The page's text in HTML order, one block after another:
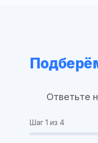
Ответьте
Шаг 1 из 4